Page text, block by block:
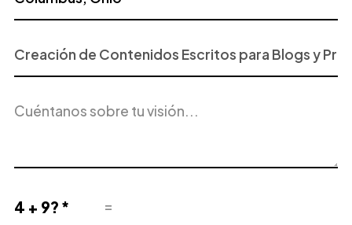
o
Servicio
Interés
del
4 + 9? *
Resultado